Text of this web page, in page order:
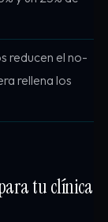
reducen el no-
rellena los
tu clínica